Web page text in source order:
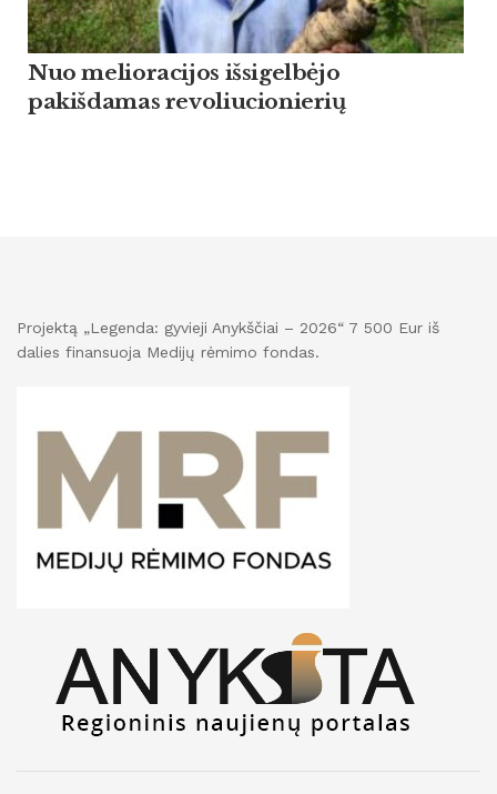
Nuo melioracijos išsigelbėjo
pakišdamas revoliucionierių
Projektą „Legenda: gyvieji Anykščiai – 2026“ 7 500 Eur iš
dalies finansuoja Medijų rėmimo fondas.